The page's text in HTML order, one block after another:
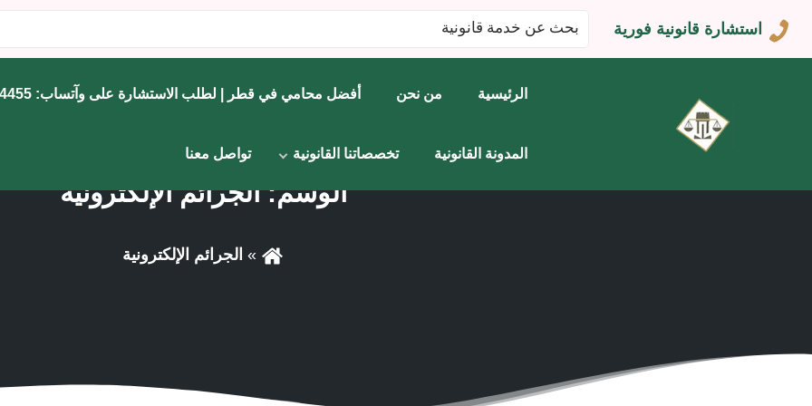
استشارة قانونية فورية
البحث
عن:
الرئيسية من نحن أفضل محامي في قطر | لطلب الاستشارة على وآتساب: 71734455
المدونة القانونية تخصصاتنا القانونية تواصل معنا
الوسم:الجرائم الإلكترونية
الجرائم الإلكترونية